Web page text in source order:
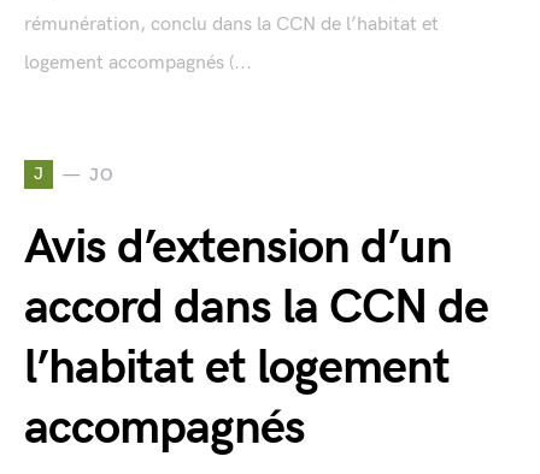
rémunération, conclu dans la CCN de l’habitat et
logement accompagnés (...
J JO
Avis d’extension d’un
accord dans la CCN de
l’habitat et logement
accompagnés